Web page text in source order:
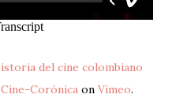
Cine-Corónicaon Vimeo.